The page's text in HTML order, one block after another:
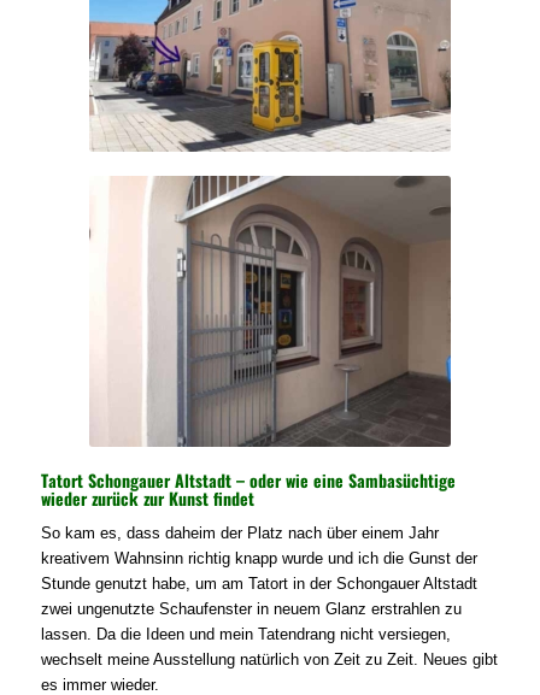
Tatort Schongauer Altstadt – oder wie eine Sambasüchtige
wieder zurück zur Kunst findet
So kam es, dass daheim der Platz nach über einem Jahr
kreativem Wahnsinn richtig knapp wurde und ich die Gunst der
Stunde genutzt habe, um am Tatort in der Schongauer Altstadt
zwei ungenutzte Schaufenster in neuem Glanz erstrahlen zu
lassen. Da die Ideen und mein Tatendrang nicht versiegen,
wechselt meine Ausstellung natürlich von Zeit zu Zeit. Neues gibt
es immer wieder.